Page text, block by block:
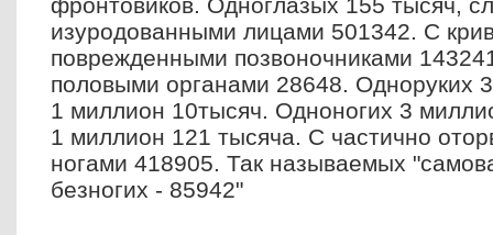
изуродованными лицами 501342. С
поврежденными позвоночниками
половыми органами 28648. Одноруких
1 миллион 10тысяч. Одноногих 3
1 миллион 121 тысяча. С частично
ногами 418905. Так называемых
безногих - 85942"